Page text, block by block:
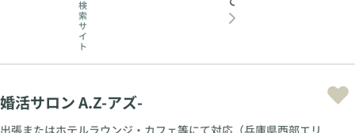
検
索
サ
イ
ト
婚活サロン A.Z-アズ-